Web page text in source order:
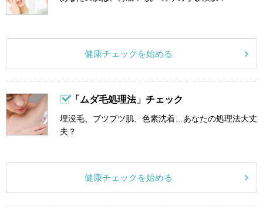
健康チェックを始める
「ムダ毛処理法」チェック
埋没毛、ブツブツ肌、色素沈着…あなたの処理法大丈
夫？
健康チェックを始める